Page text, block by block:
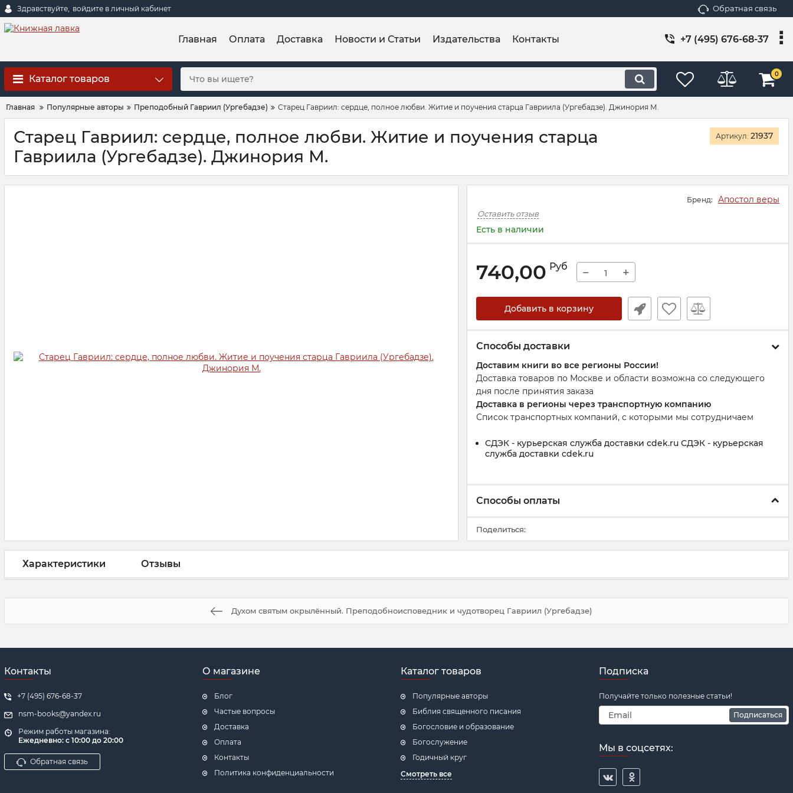
Здравствуйте, войдите в личный кабинет Обратная связь
Главная Оплата Доставка Новости и Статьи Издательства Контакты +7 (495) 676-68-37
Каталог товаров 0
Главная Популярные авторы Преподобный Гавриил (Ургебадзе) Старец Гавриил: сердце, полное любви. Житие и поучения старца Гавриила (Ургебадзе). Джинория М.
Старец Гавриил: сердце, полное любви. Житие и поучения старца
Гавриила (Ургебадзе). Джинория М.
Артикул: 21937
Бренд: Апостол веры
Оставить отзыв
Есть в наличии
740,00 Руб − +
Добавить в корзину
Способы доставки
Доставим книги во все регионы России!
Доставка товаров по Москве и области возможна со следующего
дня после принятия заказа
Доставка в регионы через транспортную компанию
Список транспортных компаний, с которыми мы сотрудничаем
СДЭК - курьерская служба доставки cdek.ru СДЭК - курьерская
служба доставки cdek.ru
Способы оплаты
Поделиться:
Характеристики Отзывы
Духом святым окрылённый. Преподобноисповедник и чудотворец Гавриил (Ургебадзе)
Контакты
+7 (495) 676-68-37
nsm-books@yandex.ru
Режим работы магазина:
Ежедневно: с 10:00 до 20:00
Обратная связь
О магазине
Блог
Частые вопросы
Доставка
Оплата
Контакты
Политика конфиденциальности
Каталог товаров
Популярные авторы
Библия священного писания
Богословие и образование
Богослужение
Годичный круг
Смотреть все
Подписка
Получайте только полезные статьи!
Подписаться
Мы в соцсетях: